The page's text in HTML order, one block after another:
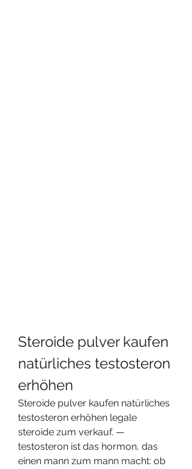
Steroide pulver kaufen
natürliches testosteron
erhöhen
Steroide pulver kaufen natürliches
testosteron erhöhen legale
steroide zum verkauf. —
testosteron ist das hormon, das
einen mann zum mann macht: ob